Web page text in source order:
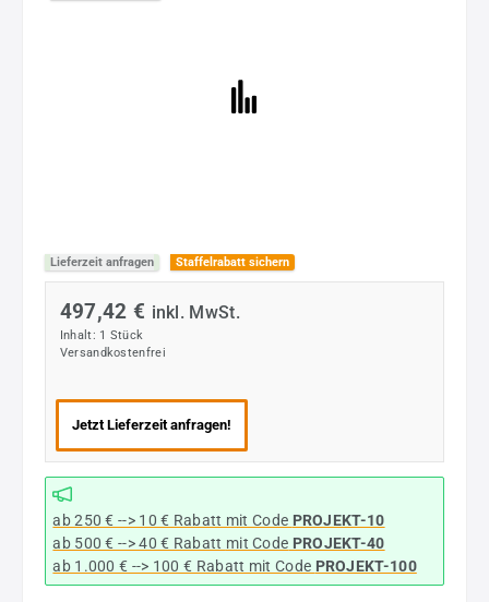
Lieferzeit anfragen Staffelrabatt sichern
497,42 € inkl. MwSt.
Inhalt: 1 Stück
Versandkostenfrei
Jetzt Lieferzeit anfragen!
ab 250 € --> 10 € Rabatt mit Code PROJEKT-10
ab 500 € --> 40 € Rabatt mit Code PROJEKT-40
ab 1.000 € --> 100 € Rabatt mit Code PROJEKT-100